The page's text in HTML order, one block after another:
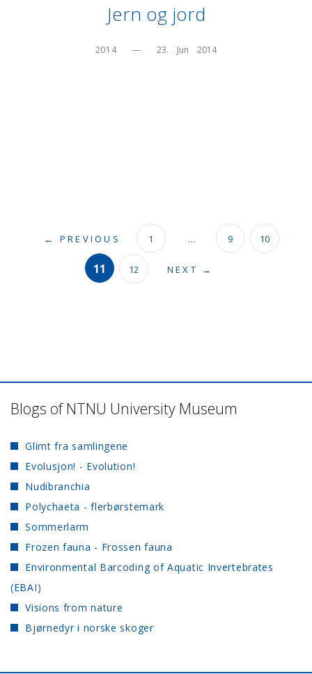
Jern og jord
2014 — 23.    Jun    2014
← PREVIOUS 1 … 9 10
11 12 NEXT →
Blogs of NTNU University Museum
Glimt fra samlingene
Evolusjon! - Evolution!
Nudibranchia
Polychaeta - flerbørstemark
Sommerlarm
Frozen fauna - Frossen fauna
Environmental Barcoding of Aquatic Invertebrates
(EBAI)
Visions from nature
Bjørnedyr i norske skoger